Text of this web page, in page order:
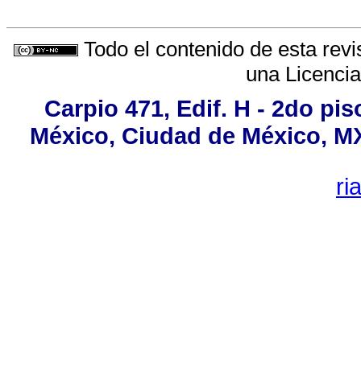
Todo el contenido de esta
una
Carpio 471, Edif. H - 2do
México, Ciudad de México,